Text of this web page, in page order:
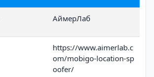
АймерЛаб
https://www.aimerlab.c
om/mobigo-location-sp
oofer/